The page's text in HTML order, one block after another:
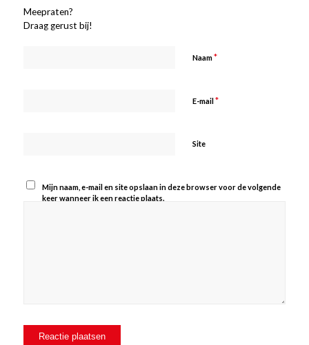
Meepraten?
Draag gerust bij!
Naam*
E-mail*
Site
Mijn naam, e-mail en site opslaan in deze browser voor de volgende
keer wanneer ik een reactie plaats.